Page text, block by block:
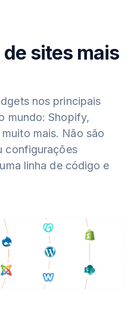
sites mais
nos principais
mundo: Shopify,
mais. Não são
configurações
linha de código e